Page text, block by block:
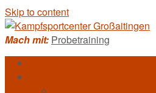
Skip to content
Mach mit: Probetraining